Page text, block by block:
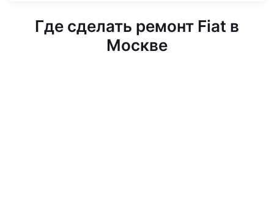
Где сделать ремонт Fiat в
Москве